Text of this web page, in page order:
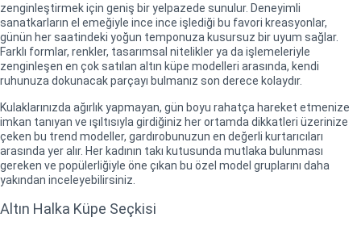
zenginleştirmek için geniş bir yelpazede sunulur. Deneyimli
sanatkarların el emeğiyle ince ince işlediği bu favori kreasyonlar,
günün her saatindeki yoğun temponuza kusursuz bir uyum sağlar.
Farklı formlar, renkler, tasarımsal nitelikler ya da işlemeleriyle
zenginleşen en çok satılan altın küpe modelleri arasında, kendi
ruhunuza dokunacak parçayı bulmanız son derece kolaydır.
Kulaklarınızda ağırlık yapmayan, gün boyu rahatça hareket etmenize
imkan tanıyan ve ışıltısıyla girdiğiniz her ortamda dikkatleri üzerinize
çeken bu trend modeller, gardırobunuzun en değerli kurtarıcıları
arasında yer alır. Her kadının takı kutusunda mutlaka bulunması
gereken ve popülerliğiyle öne çıkan bu özel model gruplarını daha
yakından inceleyebilirsiniz.
Altın Halka Küpe Seçkisi